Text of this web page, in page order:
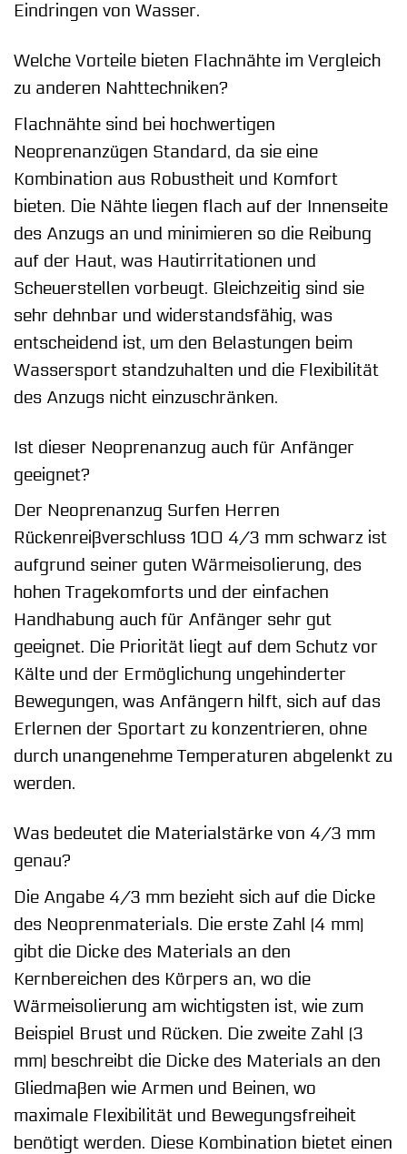
Eindringen von Wasser.
Welche Vorteile bieten Flachnähte im Vergleich
zu anderen Nahttechniken?
Flachnähte sind bei hochwertigen
Neoprenanzügen Standard, da sie eine
Kombination aus Robustheit und Komfort
bieten. Die Nähte liegen flach auf der Innenseite
des Anzugs an und minimieren so die Reibung
auf der Haut, was Hautirritationen und
Scheuerstellen vorbeugt. Gleichzeitig sind sie
sehr dehnbar und widerstandsfähig, was
entscheidend ist, um den Belastungen beim
Wassersport standzuhalten und die Flexibilität
des Anzugs nicht einzuschränken.
Ist dieser Neoprenanzug auch für Anfänger
geeignet?
Der Neoprenanzug Surfen Herren
Rückenreißverschluss 100 4/3 mm schwarz ist
aufgrund seiner guten Wärmeisolierung, des
hohen Tragekomforts und der einfachen
Handhabung auch für Anfänger sehr gut
geeignet. Die Priorität liegt auf dem Schutz vor
Kälte und der Ermöglichung ungehinderter
Bewegungen, was Anfängern hilft, sich auf das
Erlernen der Sportart zu konzentrieren, ohne
durch unangenehme Temperaturen abgelenkt zu
werden.
Was bedeutet die Materialstärke von 4/3 mm
genau?
Die Angabe 4/3 mm bezieht sich auf die Dicke
des Neoprenmaterials. Die erste Zahl (4 mm)
gibt die Dicke des Materials an den
Kernbereichen des Körpers an, wo die
Wärmeisolierung am wichtigsten ist, wie zum
Beispiel Brust und Rücken. Die zweite Zahl (3
mm) beschreibt die Dicke des Materials an den
Gliedmaßen wie Armen und Beinen, wo
maximale Flexibilität und Bewegungsfreiheit
benötigt werden. Diese Kombination bietet einen